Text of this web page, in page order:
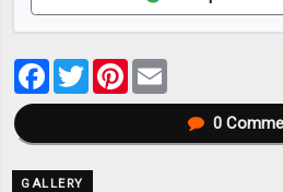
Facebook
TwitterPinterest
0
GALLERY